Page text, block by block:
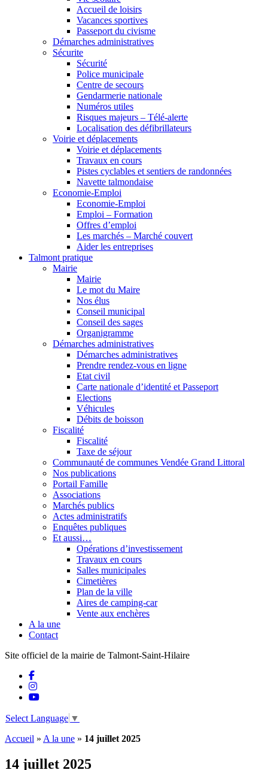
Accueil de loisirs
Vacances sportives
Passeport du civisme
Démarches administratives
Sécurite
Sécurité
Police municipale
Centre de secours
Gendarmerie nationale
Numéros utiles
Risques majeurs – Télé-alerte
Localisation des défibrillateurs
Voirie et déplacements
Voirie et déplacements
Travaux en cours
Pistes cyclables et sentiers de randonnées
Navette talmondaise
Economie-Emploi
Economie-Emploi
Emploi – Formation
Offres d’emploi
Les marchés – Marché couvert
Aider les entreprises
Talmont pratique
Mairie
Mairie
Le mot du Maire
Nos élus
Conseil municipal
Conseil des sages
Organigramme
Démarches administratives
Démarches administratives
Prendre rendez-vous en ligne
Etat civil
Carte nationale d’identité et Passeport
Elections
Véhicules
Débits de boisson
Fiscalité
Fiscalité
Taxe de séjour
Communauté de communes Vendée Grand Littoral
Nos publications
Portail Famille
Associations
Marchés publics
Actes administratifs
Enquêtes publiques
Et aussi…
Opérations d’investissement
Travaux en cours
Salles municipales
Cimetières
Plan de la ville
Aires de camping-car
Vente aux enchères
A la une
Contact
Site officiel de la mairie de Talmont-Saint-Hilaire
Select Language ▼
Accueil » A la une » 14 juillet 2025
14 juillet 2025